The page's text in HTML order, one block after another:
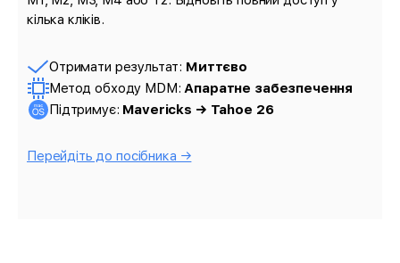
кілька кліків.
Отримати результат: Миттєво
Метод обходу MDM:Апаратне забезпечення
Підтримує: Mavericks → Tahoe 26
Перейдіть до посібника →